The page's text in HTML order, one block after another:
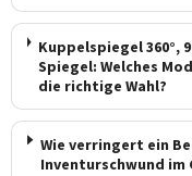
Kuppelspiegel 360°,
Spiegel: Welches
die richtige Wahl?
Wie verringert ein
Inventurschwund im